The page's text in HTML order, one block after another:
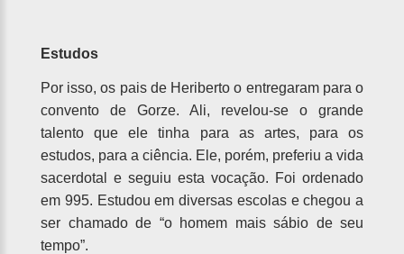
Estudos
Por isso, os pais de Heriberto o entregaram para o
convento de Gorze. Ali, revelou-se o grande
talento que ele tinha para as artes, para os
estudos, para a ciência. Ele, porém, preferiu a vida
sacerdotal e seguiu esta vocação. Foi ordenado
em 995. Estudou em diversas escolas e chegou a
ser chamado de “o homem mais sábio de seu
tempo”.